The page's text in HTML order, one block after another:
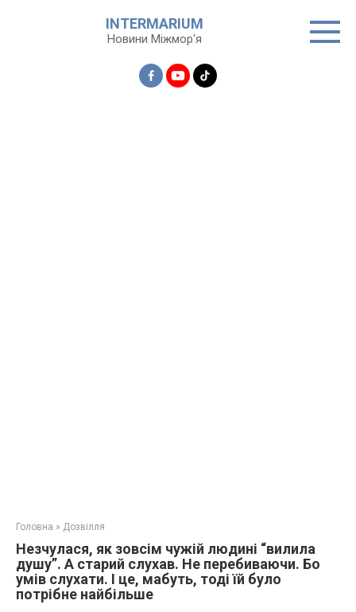
INTERMARIUM
Новини Міжмор'я
Головна » Дозвілля
Незчулася, як зовсім чужій людині “вилила
душу”. А старий слухав. Не перебиваючи. Бо
умів слухати. І це, мабуть, тоді їй було
потрібне найбільше